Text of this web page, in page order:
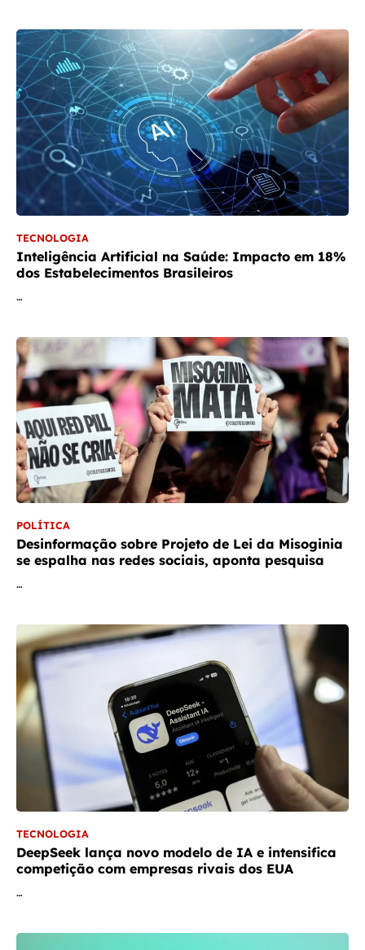
TECNOLOGIA
Inteligência Artificial na Saúde: Impacto em 18%
dos Estabelecimentos Brasileiros
…
POLÍTICA
Desinformação sobre Projeto de Lei da Misoginia
se espalha nas redes sociais, aponta pesquisa
…
TECNOLOGIA
DeepSeek lança novo modelo de IA e intensifica
competição com empresas rivais dos EUA
…